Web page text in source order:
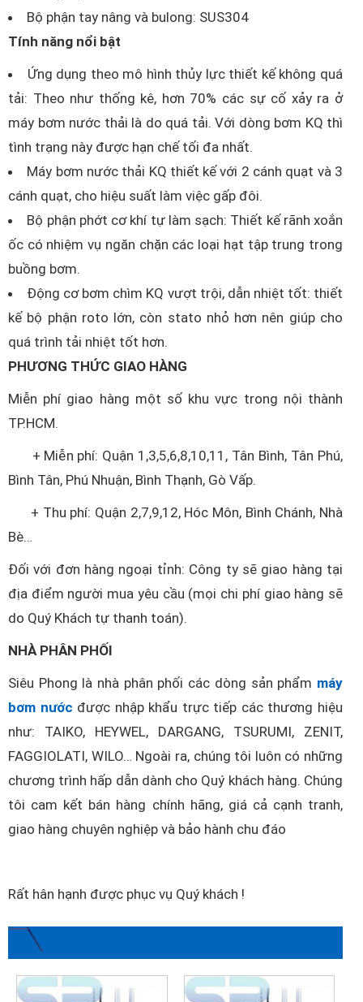
Bộ phận tay nâng và bulong: SUS304
Tính năng nổi bật
Ứng dụng theo mô hình thủy lực thiết kế không quá
tải: Theo như thống kê, hơn 70% các sự cố xảy ra ở
máy bơm nước thải là do quá tải. Với dòng bơm KQ thì
tình trạng này được hạn chế tối đa nhất.
Máy bơm nước thải KQ thiết kế với 2 cánh quạt và 3
cánh quạt, cho hiệu suất làm việc gấp đôi.
Bộ phận phớt cơ khí tự làm sạch: Thiết kế rãnh xoắn
ốc có nhiệm vụ ngăn chặn các loại hạt tập trung trong
buồng bơm.
Động cơ bơm chìm KQ vượt trội, dẫn nhiệt tốt: thiết
kế bộ phận roto lớn, còn stato nhỏ hơn nên giúp cho
quá trình tải nhiệt tốt hơn.
PHƯƠNG THỨC GIAO HÀNG
Miễn phí giao hàng một số khu vực trong nội thành
TP.HCM.
+ Miễn phí: Quận 1,3,5,6,8,10,11, Tân Bình, Tân Phú,
Bình Tân, Phú Nhuận, Bình Thạnh, Gò Vấp.
+ Thu phí: Quận 2,7,9,12, Hóc Môn, Bình Chánh, Nhà
Bè…
Đối với đơn hàng ngoại tỉnh: Công ty sẽ giao hàng tại
địa điểm người mua yêu cầu (mọi chi phí giao hàng sẽ
do Quý Khách tự thanh toán).
NHÀ PHÂN PHỐI
Siêu Phong là nhà phân phối các dòng sản phẩm máy
bơm nước được nhập khẩu trực tiếp các thương hiệu
như: TAIKO, HEYWEL, DARGANG, TSURUMI, ZENIT,
FAGGIOLATI, WILO… Ngoài ra, chúng tôi luôn có những
chương trình hấp dẫn dành cho Quý khách hàng. Chúng
tôi cam kết bán hàng chính hãng, giá cả cạnh tranh,
giao hàng chuyên nghiệp và bảo hành chu đáo
Rất hân hạnh được phục vụ Quý khách !